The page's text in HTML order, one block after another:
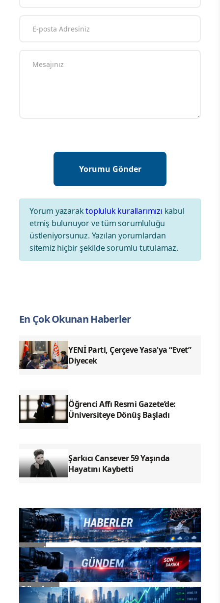
Yorum yazaraktopluluk kurallarımızı kabul
etmiş bulunuyor ve tüm sorumluluğu
üstleniyorsunuz. Yazılan yorumlardan
sitemiz hiçbir şekilde sorumlu tutulamaz.
En Çok Okunan Haberler
YENİ Parti, Çerçeve Yasa'ya “Evet”
Diyecek
Öğrenci Affı Resmi Gazete’de:
Üniversiteye Dönüş Başladı
Şarkıcı Cansever 59 Yaşında
Hayatını Kaybetti
Genel
Gündem